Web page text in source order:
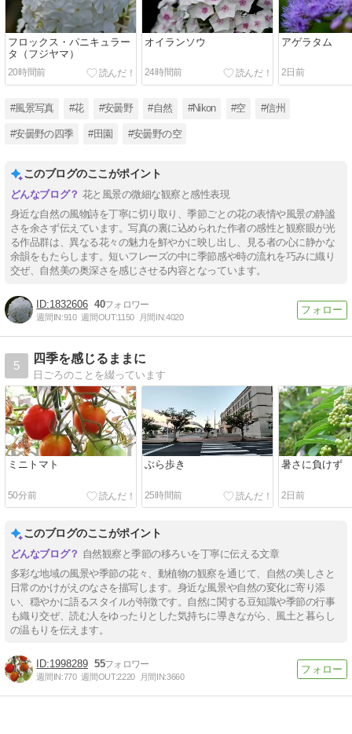
フロックス・パニキュラー
タ（フジヤマ）
20時間前
オイランソウ
24時間前
アゲラタム
2日前
#風景写真 #花 #安曇野 #自然 #Nikon #空 #信州
#安曇野の四季 #田園 #安曇野の空
このブログのここがポイント
花と風景の微細な観察と感性表現
身近な自然の風物詩を丁寧に切り取り、季節ごとの花の表情や風景の静謐
さを余さず伝えています。写真の裏に込められた作者の感性と観察眼が光
る作品群は、異なる花々の魅力を鮮やかに映し出し、見る者の心に静かな
余韻をもたらします。短いフレーズの中に季節感や時の流れを巧みに織り
交ぜ、自然美の奥深さを感じさせる内容となっています。
1832606 40
週間IN:910 週間OUT:1150 月間IN:4020
5
四季を感じるままに
日ごろのことを綴っています
ミニトマト
51分前
ぶら歩き
25時間前
暑さに負けず
2日前
このブログのここがポイント
自然観察と季節の移ろいを丁寧に伝える文章
多彩な地域の風景や季節の花々、動植物の観察を通じて、自然の美しさと
日常のかけがえのなさを描写します。身近な風景や自然の変化に寄り添
い、穏やかに語るスタイルが特徴です。自然に関する豆知識や季節の行事
も織り交ぜ、読む人をゆったりとした気持ちに導きながら、風土と暮らし
の温もりを伝えます。
1998289 55
週間IN:770 週間OUT:2220 月間IN:3660